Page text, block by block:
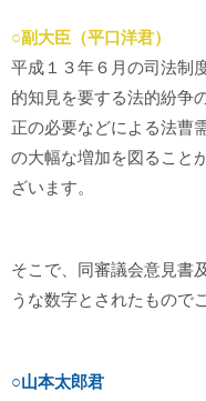
○副大臣（平口洋君）
平成１３年６月の司法制
的知見を要する法的紛争
正の必要などによる法曹
の大幅な増加を図ること
ざいます。
そこで、同審議会意見書
うな数字とされたもので
○山本太郎君